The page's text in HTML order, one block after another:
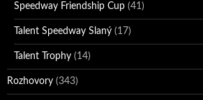
Speedway Friendship Cup (41)
Talent Speedway Slaný (17)
Talent Trophy (14)
Rozhovory (343)